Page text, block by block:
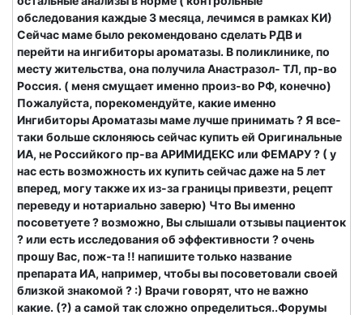
обследования каждые 3 месяца, лечимся в рамках КИ)
Сейчас маме было рекомендовано сделать РДВ и
перейти на ингибиторы ароматазы. В поликлинике, по
месту жительства, она получила Анастразол- ТЛ, пр-во
Россия. ( меня смущает именно произ-во РФ, конечно)
Пожалуйста, порекомендуйте, какие именно
Ингибиторы Ароматазы маме лучше принимать ? Я все-
таки больше склоняюсь сейчас купить ей Оригинальные
ИА, не Российкого пр-ва АРИМИДЕКС или ФЕМАРУ ? ( у
нас есть возможность их купить сейчас даже на 5 лет
вперед, могу также их из-за границы привезти, рецепт
переведу и нотариально заверю) Что Вы именно
посоветуете ? возможно, Вы слышали отзывы пациенток
? или есть исследования об эффективности ? очень
прошу Вас, пож-та !! напишите только название
препарата ИА, например, чтобы вы посоветовали своей
близкой знакомой ? :) Врачи говорят, что не важно
какие. (?) а самой так сложно определиться..Форумы